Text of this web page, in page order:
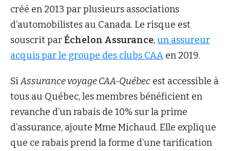
créé en 2013 par plusieurs associations
d’automobilistes au Canada. Le risque est
souscrit parÉchelon Assurance,un assureur
acquis par le groupe des clubs CAA en 2019.
SiAssurance voyage CAA-Québec est accessible à
tous au Québec, les membres bénéficient en
revanche d’un rabais de 10% sur la prime
d’assurance, ajoute Mme Michaud. Elle explique
que ce rabais prend la forme d’une tarification